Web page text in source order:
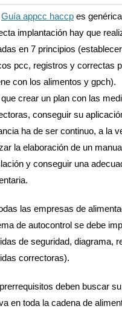
Guía appcc haccp es
implantación hay que
en 7 principios
pcc, registros y correctas
con los alimentos y gpch).
crear un plan con las
conseguir su
ha de ser continuo, a la
la elaboración de un
y conseguir una
las empresas de
de autocontrol se debe
de seguridad, diagrama,
correctoras).
deben buscar
en toda la cadena de